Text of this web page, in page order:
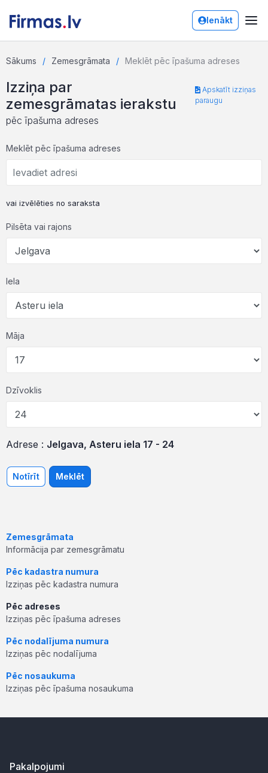
Ienākt
Sākums Zemesgrāmata Meklēt pēc īpašuma adreses
Izziņa par
zemesgrāmatas ierakstu
pēc īpašuma adreses
Apskatīt izziņas
paraugu
Meklēt pēc īpašuma adreses
vai izvēlēties no saraksta
Pilsēta vai rajons
Iela
Māja
Dzīvoklis
Adrese : Jelgava, Asteru iela 17 - 24
Notīrīt Meklēt
Zemesgrāmata
Informācija par zemesgrāmatu
Pēc kadastra numura
Izziņas pēc kadastra numura
Pēc adreses
Izziņas pēc īpašuma adreses
Pēc nodalījuma numura
Izziņas pēc nodalījuma
Pēc nosaukuma
Izziņas pēc īpašuma nosaukuma
Pakalpojumi